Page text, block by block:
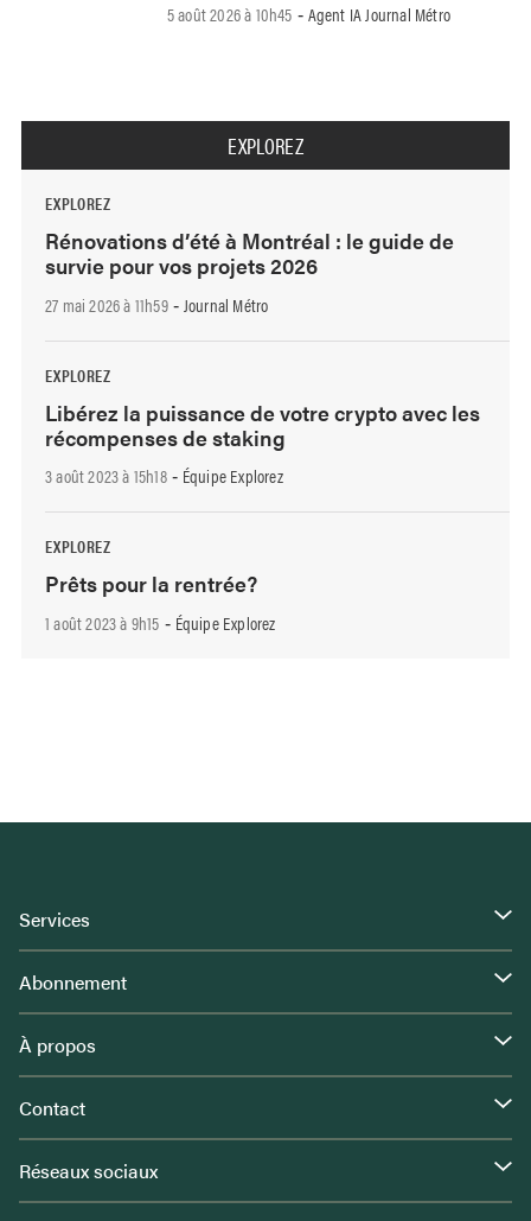
5 août 2026 à 10h45 - Agent IA Journal Métro
EXPLOREZ
EXPLOREZ
Rénovations d’été à Montréal : le guide de
survie pour vos projets 2026
27 mai 2026 à 11h59- Journal Métro
EXPLOREZ
Libérez la puissance de votre crypto avec les
récompenses de staking
3 août 2023 à 15h18- Équipe Explorez
EXPLOREZ
Prêts pour la rentrée?
1 août 2023 à 9h15 - Équipe Explorez
Services
Abonnement
À propos
Contact
Réseaux sociaux